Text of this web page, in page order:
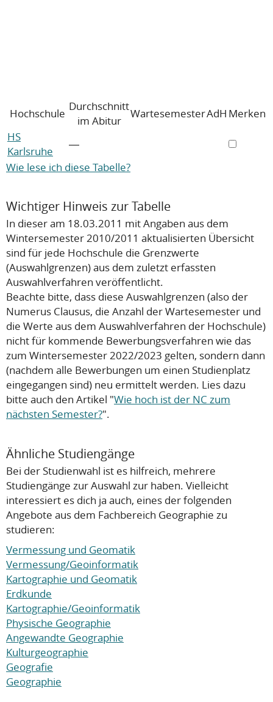
Hochschule
Durchschnitt
im Abitur
WartesemesterAdH Merken
HS
Karlsruhe
―
Wie lese ich diese Tabelle?
Wichtiger Hinweis zur Tabelle
In dieser am 18.03.2011 mit Angaben aus dem
Wintersemester 2010/2011 aktualisierten Übersicht
sind für jede Hochschule die Grenzwerte
(Auswahlgrenzen) aus dem zuletzt erfassten
Auswahlverfahren veröffentlicht.
Beachte bitte, dass diese Auswahlgrenzen (also der
Numerus Clausus, die Anzahl der Wartesemester und
die Werte aus dem Auswahlverfahren der Hochschule)
nichtfür kommende Bewerbungsverfahren wie das
zum Wintersemester 2022/2023 gelten, sondern dann
(nachdem alle Bewerbungen um einen Studienplatz
eingegangen sind) neu ermittelt werden. Lies dazu
bitte auch den Artikel "Wie hoch ist der NC zum
nächsten Semester?".
Ähnliche Studiengänge
Bei der Studienwahl ist es hilfreich, mehrere
Studiengänge zur Auswahl zur haben. Vielleicht
interessiert es dich ja auch, eines der folgenden
Angebote aus dem Fachbereich Geographie zu
studieren:
Vermessung und Geomatik
Vermessung/Geoinformatik
Kartographie und Geomatik
Erdkunde
Kartographie/Geoinformatik
Physische Geographie
Angewandte Geographie
Kulturgeographie
Geografie
Geographie